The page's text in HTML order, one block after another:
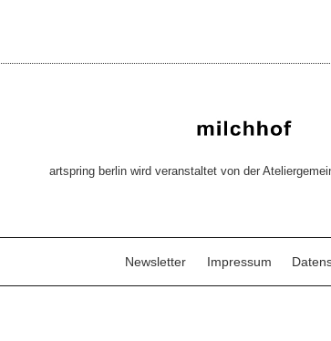
artspring berlin wird veranstaltet von der
Newsletter Impressum